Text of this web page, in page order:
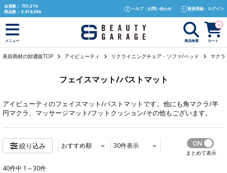
text.skipToContent
text.skipToNavigation
会員数： 755,374
商品数： 3,918,066
ヘルプ・お問い合わせ 新規登録・ログイン
メニュー 商品検索 カート
0
美容商材の卸通販TOP アイビューティ リクライニングチェア・ソファ/ベッド マク
フェイスマット/バストマット
アイビューティのフェイスマット/バストマットです。他にも角マクラ/半
円マクラ、 マッサージマット/フットクッション/その他もございます。
絞り込み おすすめ順 30件表示
まとめて表示
40件中 1～30件